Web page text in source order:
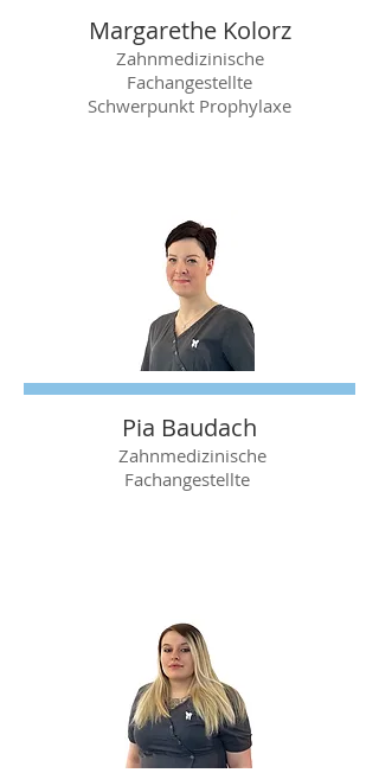
Margarethe Kolorz
Zahnmedizinische
Fachangestellte
Schwerpunkt Prophylaxe
Pia Baudach
Zahnmedizinische
Fachangestellte